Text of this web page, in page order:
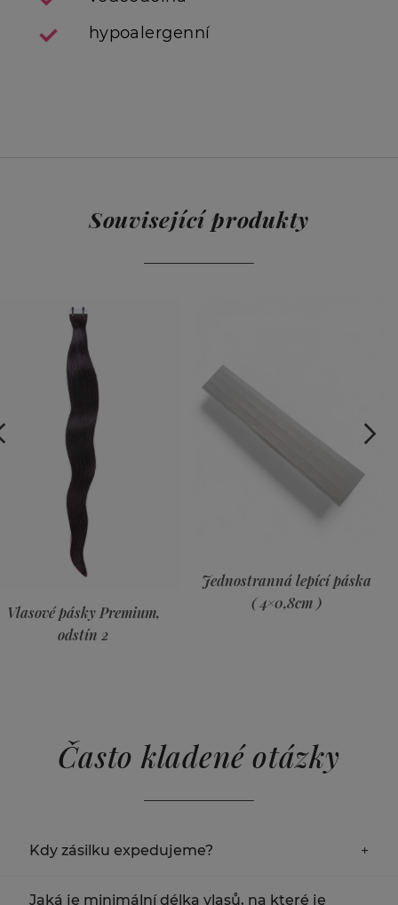
hypoalergenní
Související produkty
Vlasové pásky Premium,
odstín 2
Jednostranná lepící páska
( 4×0,8cm )
Často kladené otázky
Kdy zásilku expedujeme?
Zásilky odesíláme následující den od objednání. Když
Jaká je minimální délka vlasů, na které je